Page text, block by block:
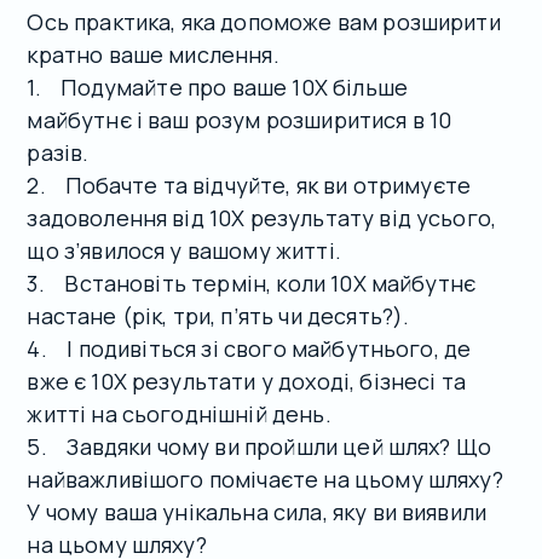
Ось практика, яка допоможе вам розширити
кратно ваше мислення.
1. Подумайте про ваше 10Х більше
майбутнє і ваш розум розширитися в 10
разів.
2. Побачте та відчуйте, як ви отримуєте
задоволення від 10Х результату від усього,
що з’явилося у вашому житті.
3. Встановіть термін, коли 10Х майбутнє
настане (рік, три, п’ять чи десять?).
4. І подивіться зі свого майбутнього, де
вже є 10Х результати у доході, бізнесі та
житті на сьогоднішній день.
5. Завдяки чому ви пройшли цей шлях? Що
найважливішого помічаєте на цьому шляху?
У чому ваша унікальна сила, яку ви виявили
на цьому шляху?